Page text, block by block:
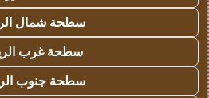
سطحة شمال
سطحة غرب
سطحة جنوب